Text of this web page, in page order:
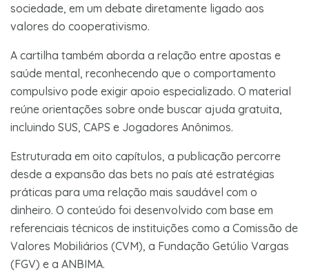
sociedade, em um debate diretamente ligado aos
valores do cooperativismo.
A cartilha também aborda a relação entre apostas e
saúde mental, reconhecendo que o comportamento
compulsivo pode exigir apoio especializado. O material
reúne orientações sobre onde buscar ajuda gratuita,
incluindo SUS, CAPS e Jogadores Anônimos.
Estruturada em oito capítulos, a publicação percorre
desde a expansão das bets no país até estratégias
práticas para uma relação mais saudável com o
dinheiro. O conteúdo foi desenvolvido com base em
referenciais técnicos de instituições como a Comissão de
Valores Mobiliários (CVM), a Fundação Getúlio Vargas
(FGV) e a ANBIMA.